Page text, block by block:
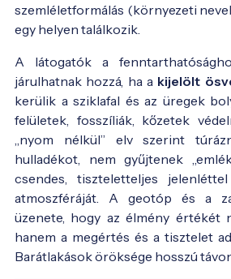
szemléletformálás (környezeti
egy helyen találkozik.
A látogatók a
járulhatnak hozzá, ha a kijelölt
kerülik a sziklafal és az üregek
felületek, fosszíliák, kőzetek
„nyom nélkül” elv szerint
hulladékot, nem gyűjtenek
csendes, tiszteletteljes
atmoszféráját. A geotóp és a
üzenete, hogy az élmény értékét
hanem a megértés és a tisztelet
Barátlakások öröksége hosszú